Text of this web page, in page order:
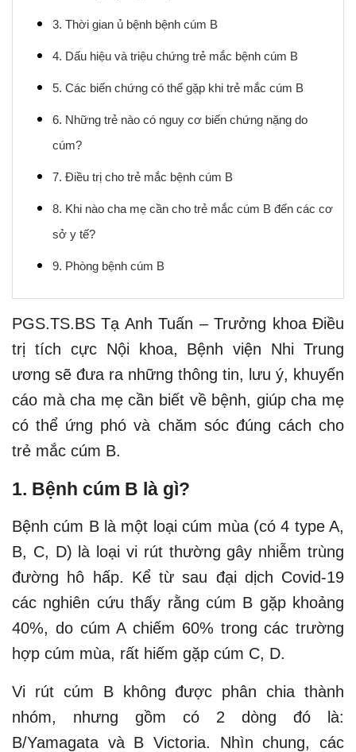
3. Thời gian ủ bệnh bệnh cúm B
4. Dấu hiệu và triệu chứng trẻ mắc bệnh cúm B
5. Các biến chứng có thể gặp khi trẻ mắc cúm B
6. Những trẻ nào có nguy cơ biến chứng nặng do
cúm?
7. Điều trị cho trẻ mắc bệnh cúm B
8. Khi nào cha mẹ cần cho trẻ mắc cúm B đến các cơ
sở y tế?
9. Phòng bệnh cúm B
PGS.TS.BS Tạ Anh Tuấn – Trưởng khoa Điều
trị tích cực Nội khoa, Bệnh viện Nhi Trung
ương sẽ đưa ra những thông tin, lưu ý, khuyến
cáo mà cha mẹ cần biết về bệnh, giúp cha mẹ
có thể ứng phó và chăm sóc đúng cách cho
trẻ mắc cúm B.
1. Bệnh cúm B là gì?
Bệnh cúm B là một loại cúm mùa (có 4 type A,
B, C, D) là loại vi rút thường gây nhiễm trùng
đường hô hấp. Kể từ sau đại dịch Covid-19
các nghiên cứu thấy rằng cúm B gặp khoảng
40%, do cúm A chiếm 60% trong các trường
hợp cúm mùa, rất hiếm gặp cúm C, D.
Vi rút cúm B không được phân chia thành
nhóm, nhưng gồm có 2 dòng đó là:
B/Yamagata và B Victoria. Nhìn chung, các